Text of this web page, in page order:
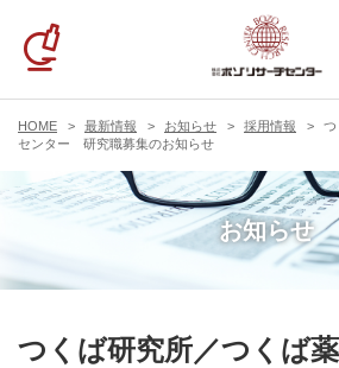
HOME 最新情報 お知らせ 採用情報
つ
センター 研究職募集のお知らせ
お知らせ
つくば研究所／つくば